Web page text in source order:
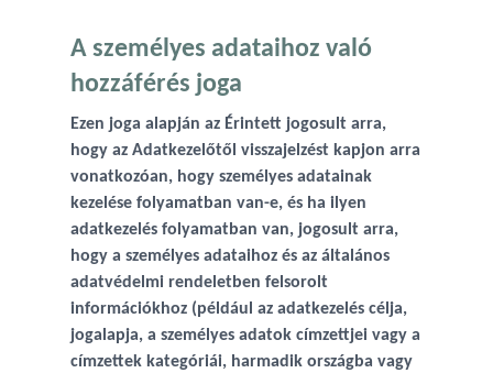
A személyes adataihoz való
hozzáférés joga
Ezen joga alapján az Érintett jogosult arra,
hogy az Adatkezelőtől visszajelzést kapjon arra
vonatkozóan, hogy személyes adatainak
kezelése folyamatban van-e, és ha ilyen
adatkezelés folyamatban van, jogosult arra,
hogy a személyes adataihoz és az általános
adatvédelmi rendeletben felsorolt
információkhoz (például az adatkezelés célja,
jogalapja, a személyes adatok címzettjei vagy a
címzettek kategóriái, harmadik országba vagy